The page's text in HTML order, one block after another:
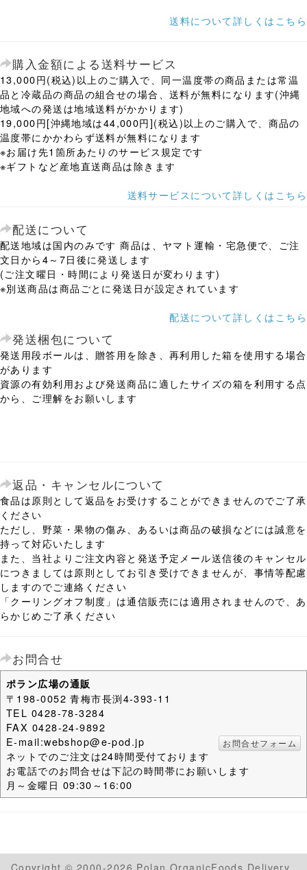
送料について詳しくはこちら
購入金額による送料サービス
13,000円(税込)以上のご購入で、同一温度帯の商品または常温
品と冷蔵品の商品の組合せの場合、送料が無料になります(沖縄
地域への発送は地域送料がかかります)
19,000円[沖縄地域は44,000円](税込)以上のご購入で、商品の
温度帯にかかわらず送料が無料になります
※お届け先1箇所あたりのサービス規定です
※ギフトなど産地直送商品は除きます
送料サービスについて詳しくはこちら
配送について
配送地域は国内のみです 商品は、ヤマト運輸・宅急便で、ご注
文日から4～7日後に発送します
(ご注文曜日・時間により発送日が変わります)
※別送商品は商品ごとに発送日が設定されています
配送について詳しくはこちら
発送梱包について
発送用段ボールは、贈答用を除き、再利用した箱を使用する場合
があります
資源の有効利用および発送商品に適したサイズの箱を利用する点
から、ご理解をお願いします
返品・キャンセルについて
食品は原則として返品をお受けすることができませんのでご了承
ください
ただし、野菜・果物の傷み、あるいは商品の破損などには誠意を
持って対応いたします
また、当社よりご注文内容と発送予定メール送信後のキャンセル
につきましては原則としてお引き受けできませんが、事情等配慮
しますのでご連絡ください
「クーリングオフ制度」は通信販売には適用されませんので、あ
らかじめご了承ください
お問合せ
ポラン広場の通販
〒198-0052 青梅市長渕4-393-11
TEL 0428-78-3284
FAX 0428-24-9892
E-mail:webshop@e-pod.jp
お問合せフォーム
ネットでのご注文は24時間受付ております
お電話でのお問合せは下記の時間帯にお願いします
月～金曜日 09:30～16:00